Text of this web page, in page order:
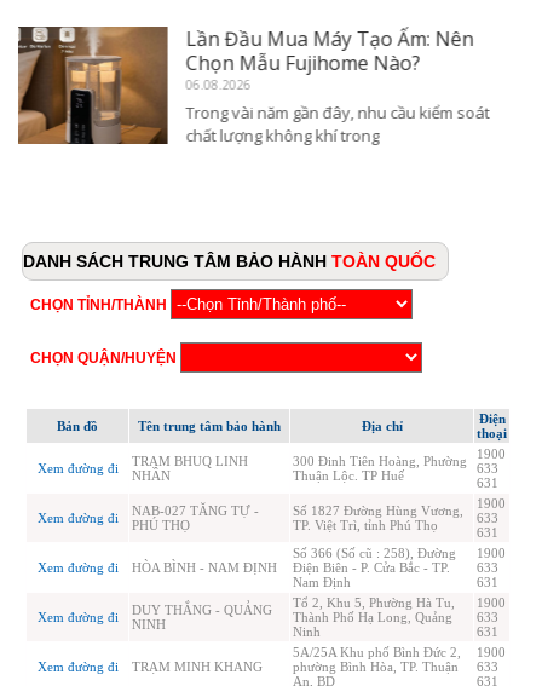
Máy Pha Trà Fujihome TB503T
Tinh Tế Cho Không Gian Sống
2026
05.08.2026
Trong xu hướng thiết kế nội thất hiện đại